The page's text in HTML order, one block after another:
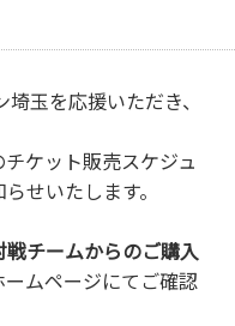
玉を応援いただき、
ケット販売スケジュ
せいたします。
戦チームからのご購入
ムページにてご確認